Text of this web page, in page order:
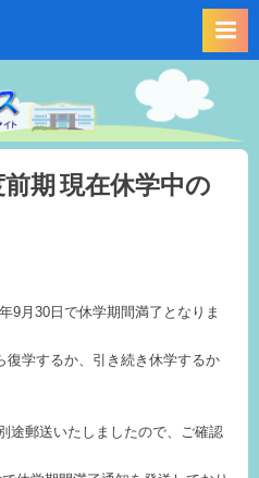
前期 現在休学中の
9月30日で休学期間満了となりま
学するか、引き続き休学するか
途郵送いたしましたので、ご確認